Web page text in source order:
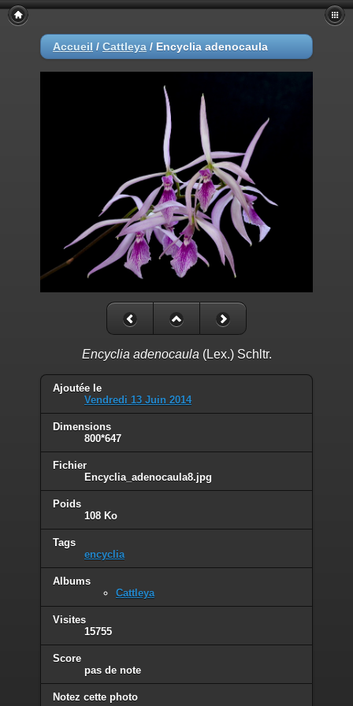
Accueil / Cattleya / Encyclia adenocaula
Encyclia adenocaula (Lex.) Schltr.
Ajoutée le
Vendredi 13 Juin 2014
Dimensions
800*647
Fichier
Encyclia_adenocaula8.jpg
Poids
108 Ko
Tags
encyclia
Albums
Cattleya
Visites
15755
Score
pas de note
Notez cette photo